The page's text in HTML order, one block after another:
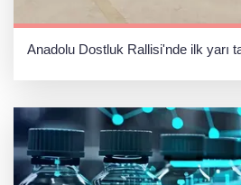
Anadolu Dostluk Rallisi'nde ilk yarı